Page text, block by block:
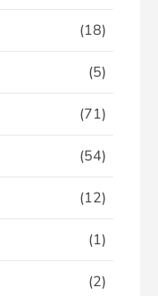
(18)
(5)
(71)
(54)
(12)
(1)
(2)